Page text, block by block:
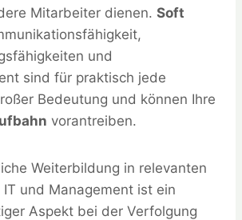
Mitarbeiter dienen. Soft
und
sind für praktisch jede
Bedeutung und können Ihre
vorantreiben.
Weiterbildung in relevanten
IT und Management ist ein
Aspekt bei der Verfolgung